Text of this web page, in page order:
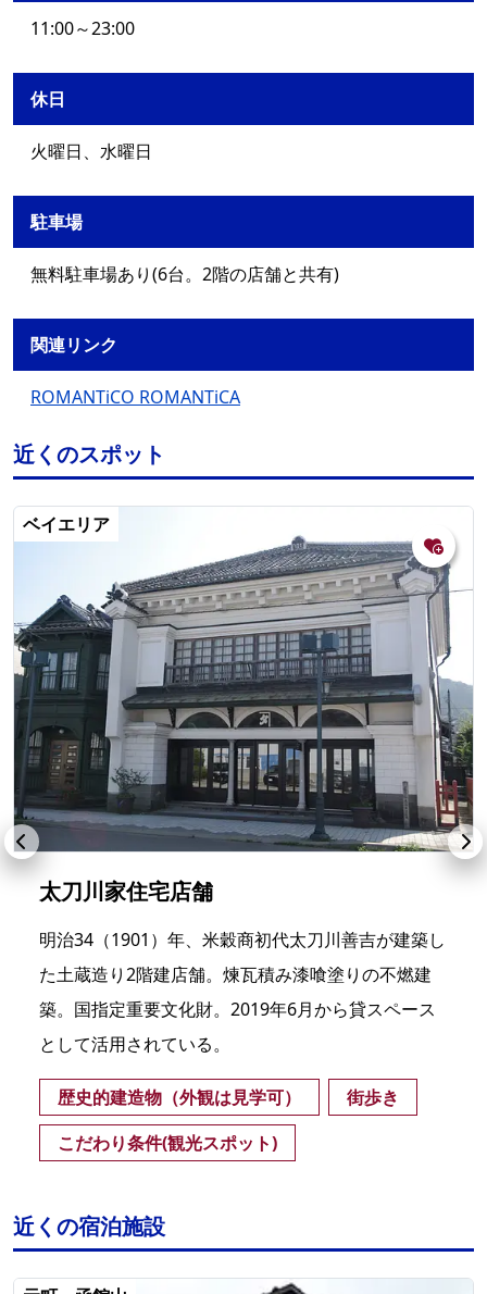
11:00～23:00
休日
火曜日、水曜日
駐車場
無料駐車場あり(6台。2階の店舗と共有)
関連リンク
ROMANTiCO ROMANTiCA
近くのスポット
ベイエリア
太刀川家住宅店舗
明治34（1901）年、米穀商初代太刀川善吉が建築し
た土蔵造り2階建店舗。煉瓦積み漆喰塗りの不燃建
築。国指定重要文化財。2019年6月から貸スペース
として活用されている。
歴史的建造物（外観は見学可）
街歩き
こだわり条件(観光スポット)
近くの宿泊施設